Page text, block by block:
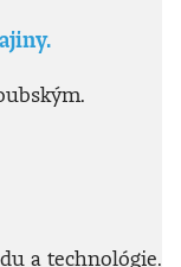
a technológie.